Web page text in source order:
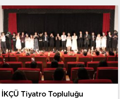
İKÇÜ Tiyatro Topluluğu